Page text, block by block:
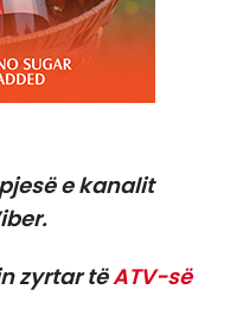
e kanalit
zyrtar tëATV-së